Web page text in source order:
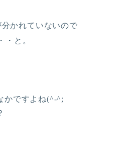
かれていないので
・と。
かですよね(^-^;